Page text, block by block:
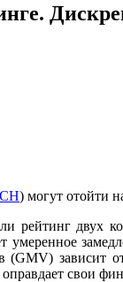
) могут отойти
рейтинг двух
умеренное
(GMV)
свои